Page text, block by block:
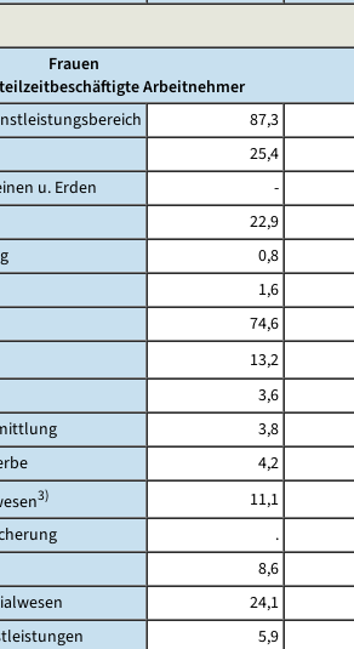
Frauen
Arbeitnehmer
87,3
25,4
u. Erden
-
22,9
0,8
1,6
74,6
13,2
3,6
3,8
4,2
3) 11,1
.
8,6
24,1
5,9